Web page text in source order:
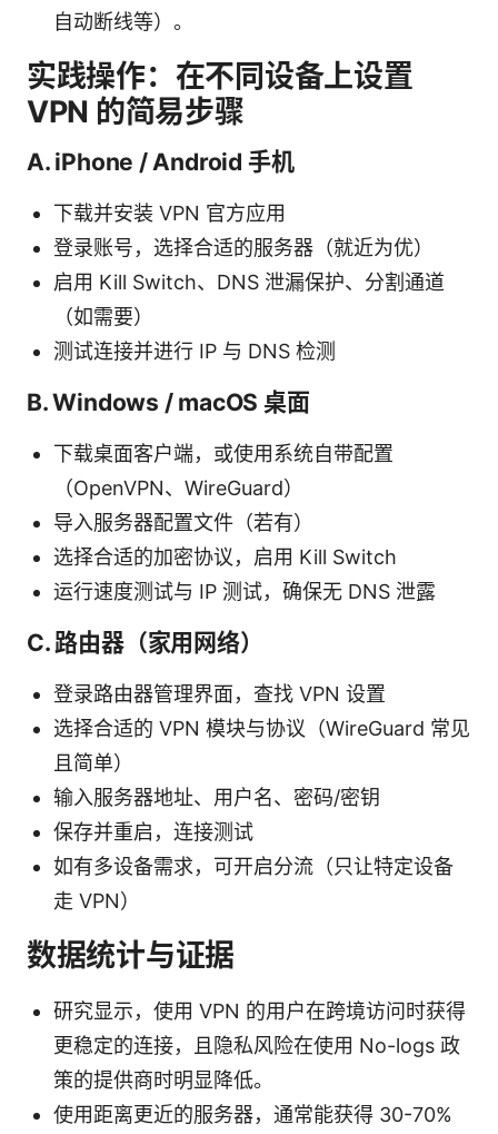
自动断线等）。
实践操作：在不同设备上设置
VPN 的简易步骤
A. iPhone / Android 手机
下载并安装 VPN 官方应用
登录账号，选择合适的服务器（就近为优）
启用 Kill Switch、DNS 泄漏保护、分割通道
（如需要）
测试连接并进行 IP 与 DNS 检测
B. Windows / macOS 桌面
下载桌面客户端，或使用系统自带配置
（OpenVPN、WireGuard）
导入服务器配置文件（若有）
选择合适的加密协议，启用 Kill Switch
运行速度测试与 IP 测试，确保无 DNS 泄露
C. 路由器（家用网络）
登录路由器管理界面，查找 VPN 设置
选择合适的 VPN 模块与协议（WireGuard 常见
且简单）
输入服务器地址、用户名、密码/密钥
保存并重启，连接测试
如有多设备需求，可开启分流（只让特定设备
走 VPN）
数据统计与证据
研究显示，使用 VPN 的用户在跨境访问时获得
更稳定的连接，且隐私风险在使用 No-logs 政
策的提供商时明显降低。
使用距离更近的服务器，通常能获得 30-70%